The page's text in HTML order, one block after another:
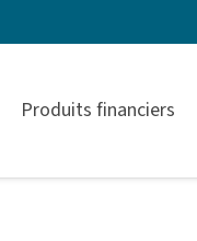
Produits financiers